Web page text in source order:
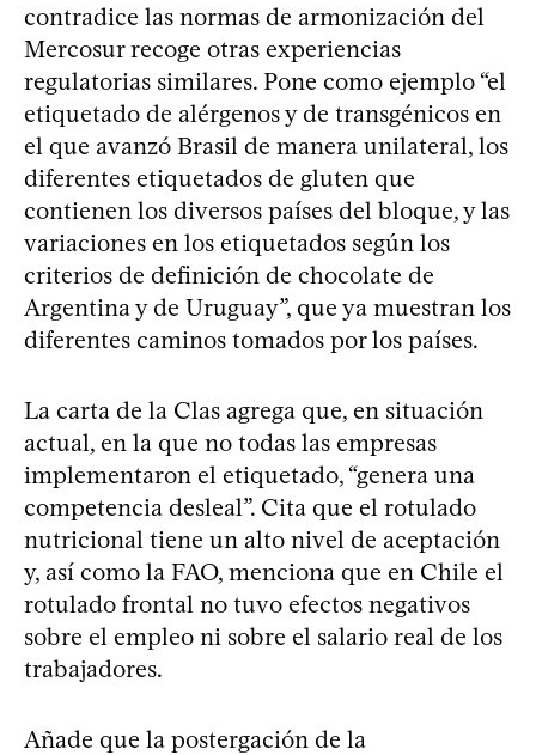
contradice las normas de armonización del
Mercosur recoge otras experiencias
regulatorias similares. Pone como ejemplo “el
etiquetado de alérgenos y de transgénicos en
el que avanzó Brasil de manera unilateral, los
diferentes etiquetados de gluten que
contienen los diversos países del bloque, y las
variaciones en los etiquetados según los
criterios de definición de chocolate de
Argentina y de Uruguay”, que ya muestran los
diferentes caminos tomados por los países.
La carta de la Clas agrega que, en situación
actual, en la que no todas las empresas
implementaron el etiquetado, “genera una
competencia desleal”. Cita que el rotulado
nutricional tiene un alto nivel de aceptación
y, así como la FAO, menciona que en Chile el
rotulado frontal no tuvo efectos negativos
sobre el empleo ni sobre el salario real de los
trabajadores.
Añade que la postergación de la